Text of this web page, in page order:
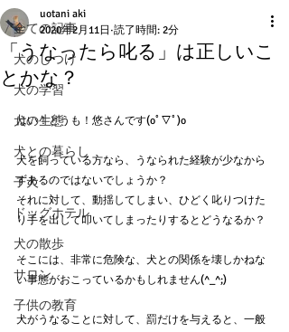
全ての記事
犬のしつけ
犬の学習
犬の生態
犬との暮らし
子犬
ドッグホテル
犬の散歩
サロン
子供の教育
「うなったら叱る」は正しいこ
とかな？
uotani aki
2020年2月11日 読了時間: 2分
はい！どうも！悠さんです(oﾟ▽ﾟ)o
犬を飼っている方なら、うなられた経験が少なから
ずあるのではないでしょうか？
それに対して、動揺してしまい、ひどく叱りつけた
り手を出して叩いてしまったりするとどうなるか？
そこには、非常に危険な、犬との関係を壊しかねな
い事態がおこっているかもしれません(^_^;)
犬がうなることに対して、罰だけを与えると、一般